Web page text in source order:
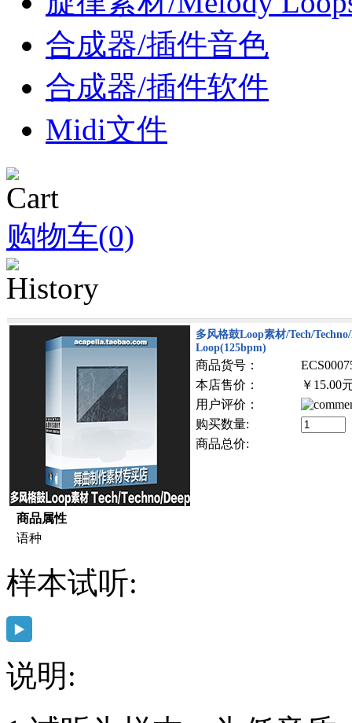
合成器/插件音色
合成器/插件软件
Midi文件
购物车(0)
多风格鼓Loop素材/Tech/
Loop(125bpm)
商品货号：
本店售价：
￥15.00
用户评价：
购买数量:
商品总价:
商品属性
语种
样本试听:
说明: